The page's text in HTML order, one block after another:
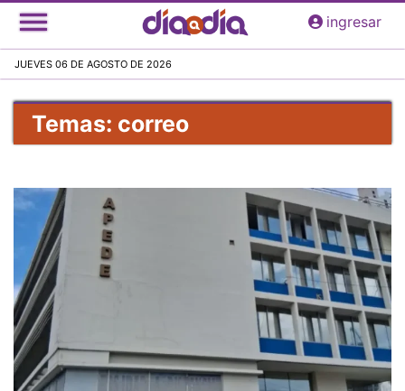
Pasar
al
principal
ingresar
JUEVES 06 DE AGOSTO DE 2026
Temas: correo